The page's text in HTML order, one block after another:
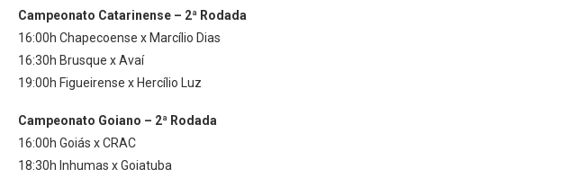
Campeonato Catarinense – 2ª Rodada
16:00h Chapecoense x Marcílio Dias
16:30h Brusque x Avaí
19:00h Figueirense x Hercílio Luz
Campeonato Goiano – 2ª Rodada
16:00h Goiás x CRAC
18:30h Inhumas x Goiatuba